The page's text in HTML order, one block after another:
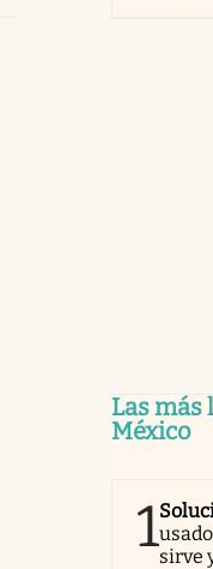
Las más
México
1sirve